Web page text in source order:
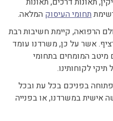
תחומי העיסוק המלאה.
הרפואה, קיימת חשיבות רבת
אשר על כן, משרדנו עומד
המומחים בתחומי
לקוחותינו.
בפניכם בכל עת ובכל
אישית במשרדנו, או בפנייה